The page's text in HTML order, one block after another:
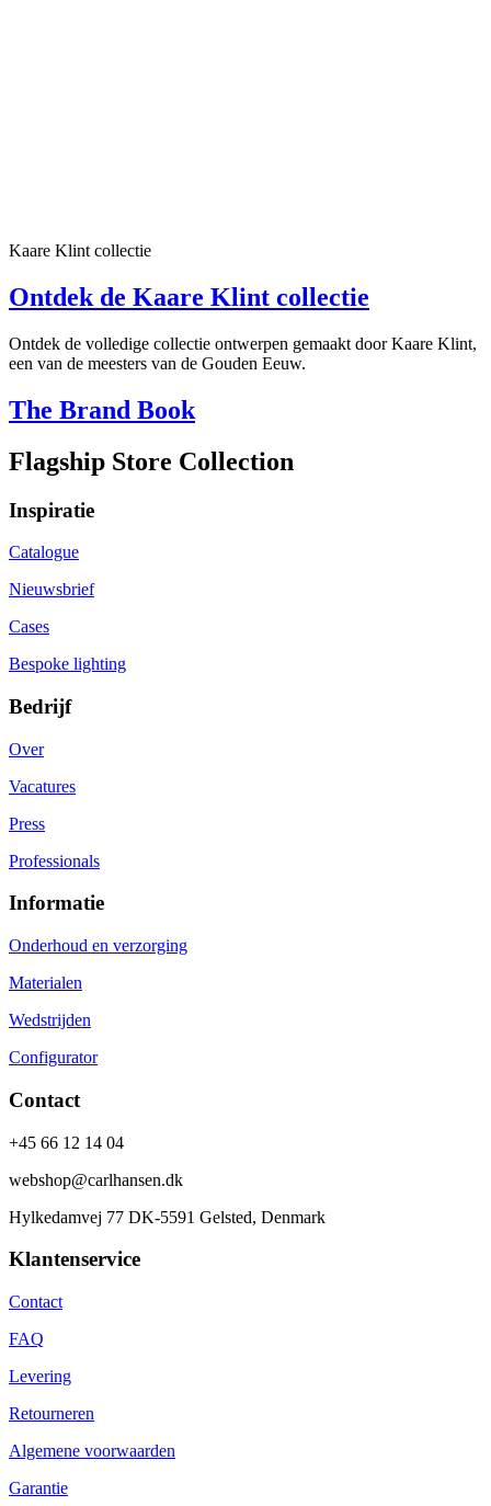
Kaare Klint collectie
Ontdek de Kaare Klint collectie
Ontdek de volledige collectie ontwerpen gemaakt door Kaare Klint,
een van de meesters van de Gouden Eeuw.
The Brand Book
Flagship Store Collection
Inspiratie
Catalogue
Nieuwsbrief
Cases
Bespoke lighting
Bedrijf
Over
Vacatures
Press
Professionals
Informatie
Onderhoud en verzorging
Materialen
Wedstrijden
Configurator
Contact
+45 66 12 14 04
webshop@carlhansen.dk
Hylkedamvej 77 DK-5591 Gelsted, Denmark
Klantenservice
Contact
FAQ
Levering
Retourneren
Algemene voorwaarden
Garantie